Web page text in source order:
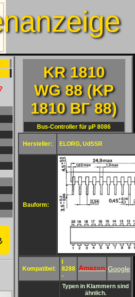
KR 1810
WG 88 (KP
1810 BГ 88)
Bus-Controller für µP 8086
Hersteller: ELORG, UdSSR
Bauform:
Kompatibel:
8288
-
Amazon Google
Typen in Klammern sind
ähnlich.